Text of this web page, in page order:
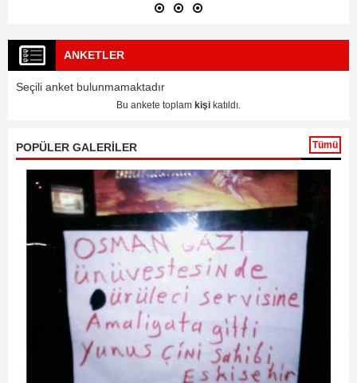
ANKETLER
Seçili anket bulunmamaktadır
Bu ankete toplam kişi katıldı.
POPÜLER GALERİLER Tümü